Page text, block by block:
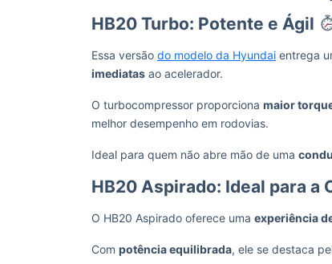
HB20 Turbo: Potente e Ágil
Essa versão do modelo da Hyundai entrega
imediatas ao acelerador.
O turbocompressor proporciona maior
melhor desempenho em rodovias.
Ideal para quem não abre mão de uma
HB20 Aspirado: Ideal para a
O HB20 Aspirado oferece uma experiência
Com potência equilibrada, ele se destaca